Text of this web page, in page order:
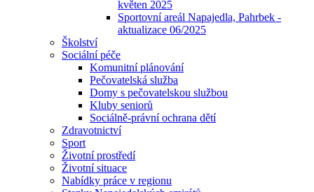
květen 2025
Sportovní areál Napajedla, Pahrbek -
aktualizace 06/2025
Školství
Sociální péče
Komunitní plánování
Pečovatelská služba
Domy s pečovatelskou službou
Kluby seniorů
Sociálně-právní ochrana dětí
Zdravotnictví
Sport
Životní prostředí
Životní situace
Nabídky práce v regionu